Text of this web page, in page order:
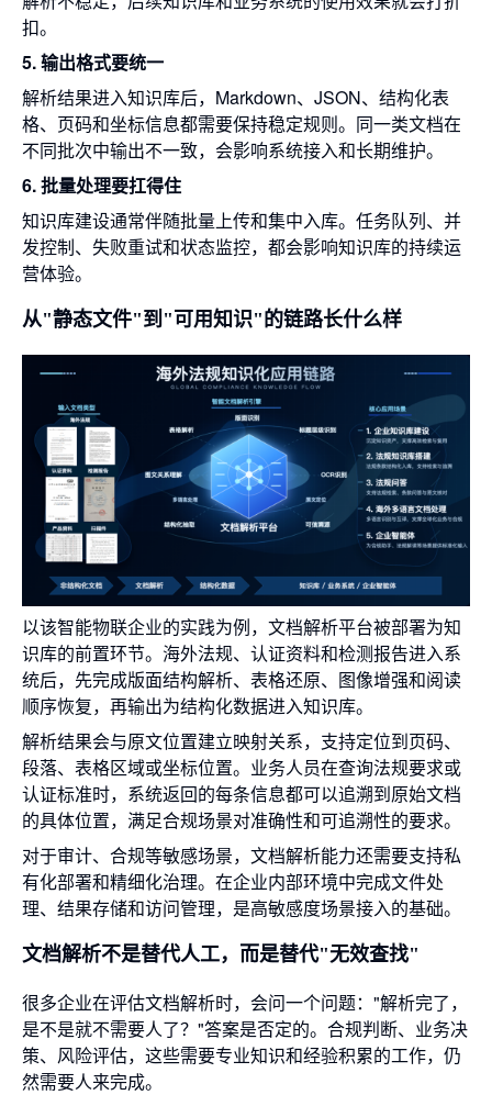
扣。
5. 输出格式要统一
解析结果进入知识库后，Markdown、JSON、结构化表
格、页码和坐标信息都需要保持稳定规则。同一类文档在
不同批次中输出不一致，会影响系统接入和长期维护。
6. 批量处理要扛得住
知识库建设通常伴随批量上传和集中入库。任务队列、并
发控制、失败重试和状态监控，都会影响知识库的持续运
营体验。
从"静态文件"到"可用知识"的链路长什么样
以该智能物联企业的实践为例，文档解析平台被部署为知
识库的前置环节。海外法规、认证资料和检测报告进入系
统后，先完成版面结构解析、表格还原、图像增强和阅读
顺序恢复，再输出为结构化数据进入知识库。
解析结果会与原文位置建立映射关系，支持定位到页码、
段落、表格区域或坐标位置。业务人员在查询法规要求或
认证标准时，系统返回的每条信息都可以追溯到原始文档
的具体位置，满足合规场景对准确性和可追溯性的要求。
对于审计、合规等敏感场景，文档解析能力还需要支持私
有化部署和精细化治理。在企业内部环境中完成文件处
理、结果存储和访问管理，是高敏感度场景接入的基础。
文档解析不是替代人工，而是替代"无效查找"
很多企业在评估文档解析时，会问一个问题："解析完了，
是不是就不需要人了？"答案是否定的。合规判断、业务决
策、风险评估，这些需要专业知识和经验积累的工作，仍
然需要人来完成。